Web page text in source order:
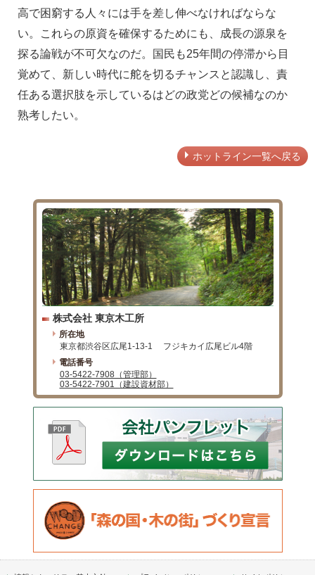
高で困窮する人々には手を差し伸べなければならな
い。これらの原資を確保するためにも、成長の源泉を
探る論戦が不可欠なのだ。国民も25年間の停滞から目
覚めて、新しい時代に舵を切るチャンスと認識し、責
任ある選択肢を示しているはどの政党どの候補なのか
熟考したい。
ホットライン一覧へ戻る
株式会社 東京木工所
所在地
東京都渋谷区広尾1-13-1
フジキカイ広尾ビル4階
電話番号
03-5422-7908（管理部）
03-5422-7901（建設資材部）